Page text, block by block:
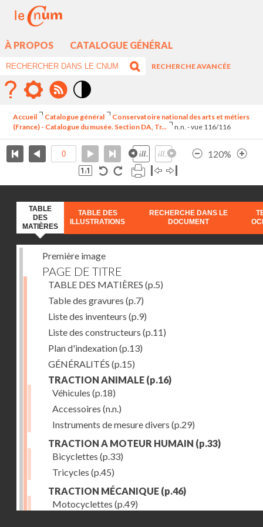
À PROPOS CATALOGUE GÉNÉRAL
RECHERCHE AVANCÉE
élévé
Accueil Catalogue général
Conservatoire national des arts et métiers
(France) - Catalogue du musée. Section DA, Tr...
n.n. - vue 116/116
120%
TABLE
DES
MATIÈRES
TABLE DES
ILLUSTRATIONS
RECHERCHE DANS LE
DOCUMENT
Première image
PAGE DE TITRE
TABLE DES MATIÈRES (p.5)
Table des gravures (p.7)
Liste des inventeurs (p.9)
Liste des constructeurs (p.11)
Plan d'indexation(p.13)
GÉNÉRALITÉS (p.15)
TRACTION ANIMALE (p.16)
Véhicules (p.18)
Accessoires (n.n.)
Instruments de mesure divers (p.29)
TRACTION A MOTEUR HUMAIN (p.33)
Bicyclettes (p.33)
Tricycles (p.45)
TRACTION MÉCANIQUE (p.46)
Motocyclettes (p.49)